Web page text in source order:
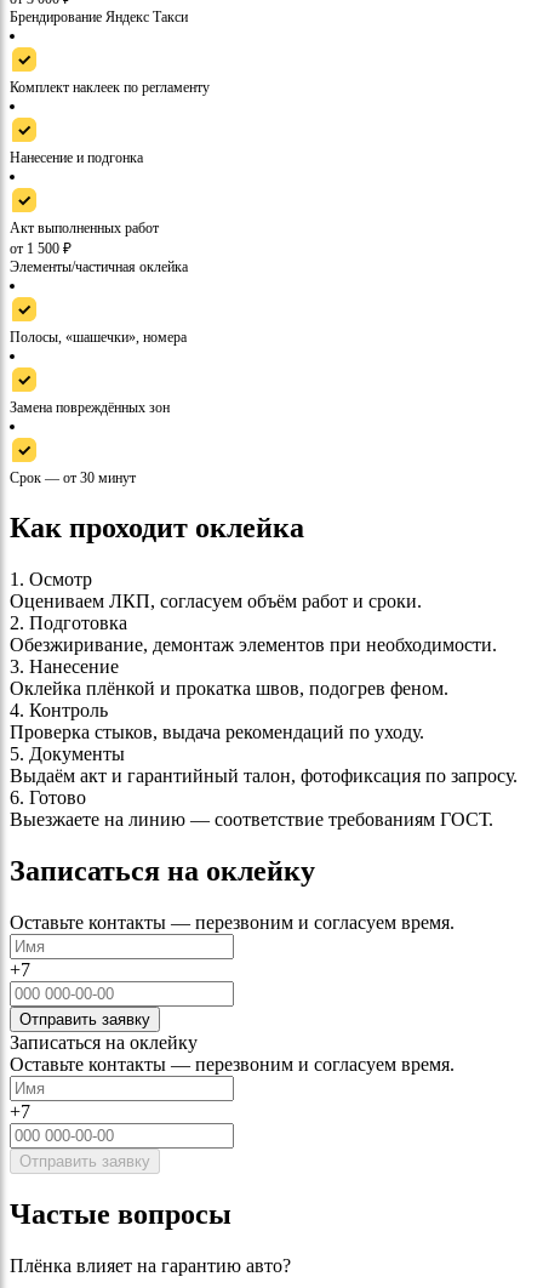
Брендирование Яндекс Такси
Комплект наклеек по регламенту
Нанесение и подгонка
Акт выполненных работ
от 1 500 ₽
Элементы/частичная оклейка
Полосы, «шашечки», номера
Замена повреждённых зон
Срок — от 30 минут
Как проходит оклейка
1. Осмотр
Оцениваем ЛКП, согласуем объём работ и сроки.
2. Подготовка
Обезжиривание, демонтаж элементов при необходимости.
3. Нанесение
Оклейка плёнкой и прокатка швов, подогрев феном.
4. Контроль
Проверка стыков, выдача рекомендаций по уходу.
5. Документы
Выдаём акт и гарантийный талон, фотофиксация по запросу.
6. Готово
Выезжаете на линию — соответствие требованиям ГОСТ.
Записаться на оклейку
Оставьте контакты — перезвоним и согласуем время.
+7
Отправить заявку
Записаться на оклейку
Оставьте контакты — перезвоним и согласуем время.
+7
Отправить заявку
Частые вопросы
Плёнка влияет на гарантию авто?